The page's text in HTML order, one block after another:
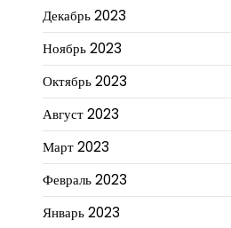
Декабрь 2023
Ноябрь 2023
Октябрь 2023
Август 2023
Март 2023
Февраль 2023
Январь 2023